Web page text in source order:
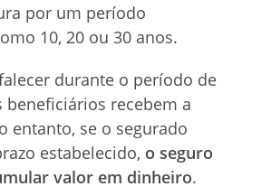
por um período
10, 20 ou 30 anos.
durante o período de
beneficiários recebem a
entanto, se o segurado
estabelecido, o seguro
valor em dinheiro.